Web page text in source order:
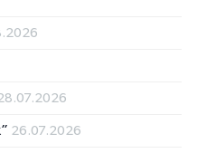
26.07.2026